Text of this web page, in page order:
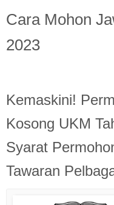
Cara Mohon
2023
Kemaskini!
Kosong UKM
Syarat
Tawaran